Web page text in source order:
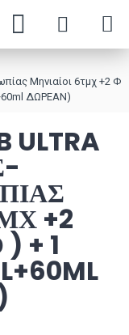
Μηνιαίοι 6τμχ +2 Φ
ΔΩΡΕΑΝ)
ULTRA
+2
+ 1